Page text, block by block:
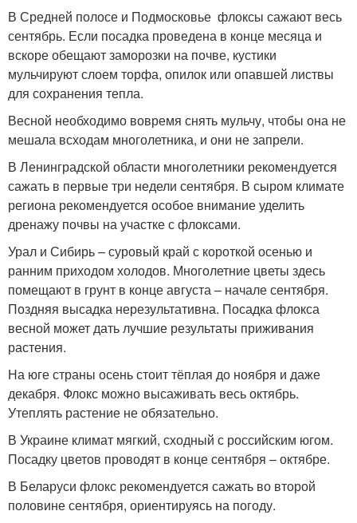
В Средней полосе и Подмосковье флоксы сажают весь
сентябрь. Если посадка проведена в конце месяца и
вскоре обещают заморозки на почве, кустики
мульчируют слоем торфа, опилок или опавшей листвы
для сохранения тепла.
Весной необходимо вовремя снять мульчу, чтобы она не
мешала всходам многолетника, и они не запрели.
В Ленинградской области многолетники рекомендуется
сажать в первые три недели сентября. В сыром климате
региона рекомендуется особое внимание уделить
дренажу почвы на участке с флоксами.
Урал и Сибирь – суровый край с короткой осенью и
ранним приходом холодов. Многолетние цветы здесь
помещают в грунт в конце августа – начале сентября.
Поздняя высадка нерезультативна. Посадка флокса
весной может дать лучшие результаты приживания
растения.
На юге страны осень стоит тёплая до ноября и даже
декабря. Флокс можно высаживать весь октябрь.
Утеплять растение не обязательно.
В Украине климат мягкий, сходный с российским югом.
Посадку цветов проводят в конце сентября – октябре.
В Беларуси флокс рекомендуется сажать во второй
половине сентября, ориентируясь на погоду.